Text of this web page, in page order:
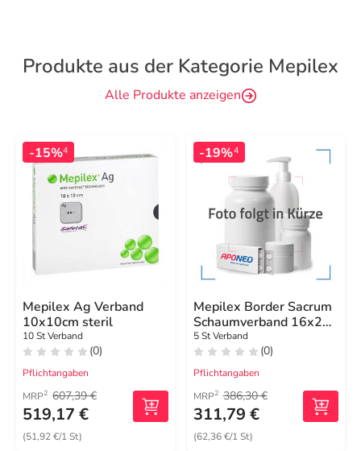
Produkte aus der Kategorie Mepilex
Alle Produkte anzeigen
-15%4
Mepilex Ag Verband
10x10cm steril
10 St Verband
(0)
Pflichtangaben
MRP2 607,39 €
519,17 €
(51,92 €/1 St)
-19%4
Mepilex Border Sacrum
Schaumverband 16x20
cm steril
5 St Verband
(0)
Pflichtangaben
MRP2 386,30 €
311,79 €
(62,36 €/1 St)